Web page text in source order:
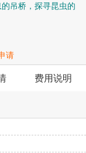
吊桥，探寻昆虫的
请
费用说明